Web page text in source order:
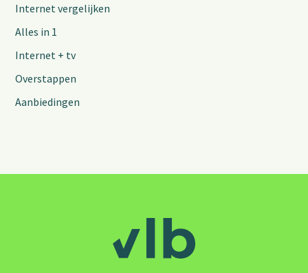
Internet vergelijken
Alles in 1
Internet + tv
Overstappen
Aanbiedingen